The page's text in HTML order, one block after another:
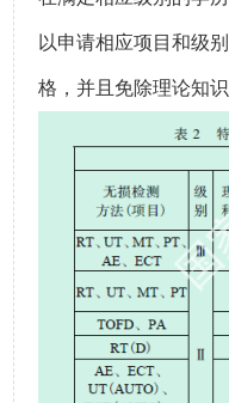
以申请相应项目和级
格 ，并且免除理论知